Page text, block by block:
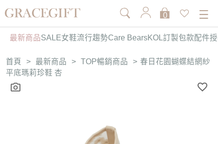
0
最新商品SALE女鞋流行趨勢Care BearsKOL訂製包款配件
首頁 > 最新商品 > TOP暢銷商品 > 春日花園蝴蝶結網紗
平底瑪莉珍鞋 杏